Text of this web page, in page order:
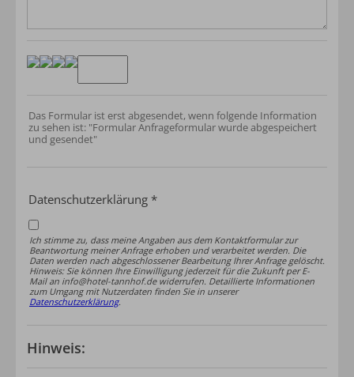
Das Formular ist erst abgesendet, wenn folgende Information
zu sehen ist: "Formular Anfrageformular wurde abgespeichert
und gesendet"
Datenschutzerklärung *
Ich stimme zu, dass meine Angaben aus dem Kontaktformular zur
Beantwortung meiner Anfrage erhoben und verarbeitet werden. Die
Daten werden nach abgeschlossener Bearbeitung Ihrer Anfrage gelöscht.
Hinweis: Sie können Ihre Einwilligung jederzeit für die Zukunft per E-
Mail an info@hotel-tannhof.de widerrufen. Detaillierte Informationen
zum Umgang mit Nutzerdaten finden Sie in unserer
Datenschutzerklärung.
Hinweis: